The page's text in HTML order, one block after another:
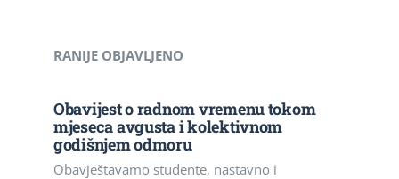
RANIJE OBJAVLJENO
Obavijest o radnom vremenu tokom
mjeseca avgusta i kolektivnom
godišnjem odmoru
Obavještavamo studente, nastavno i